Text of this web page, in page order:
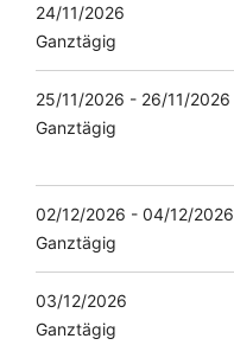
24/11/2026
Ganztägig
25/11/2026 - 26/11/2026
Ganztägig
02/12/2026 - 04/12/2026
Ganztägig
03/12/2026
Ganztägig